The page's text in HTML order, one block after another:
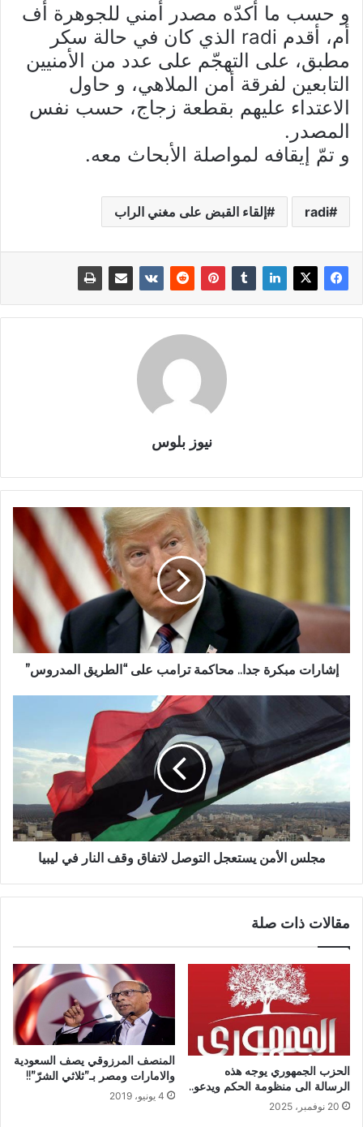
و حسب ما أكدّه مصدر أمني للجوهرة أف
أم، أقدم radi الذي كان في حالة سكر
مطبق، على التهجّم على عدد من الأمنيين
التابعين لفرقة أمن الملاهي، و حاول
الاعتداء عليهم بقطعة زجاج، حسب نفس
المصدر.
و تمّ إيقافه لمواصلة الأبحاث معه.
radi إلقاء القبض على مغني الراب
نيوز بلوس
إشارات مبكرة جدا.. محاكمة ترامب على “الطريق المدروس”
مجلس الأمن يستعجل التوصل لاتفاق وقف النار في ليبيا
مقالات ذات صلة
الحزب الجمهوري يوجه هذه
الرسالة الى منظومة الحكم ويدعو..
20 نوفمبر، 2025
المنصف المرزوقي يصف السعودية
والامارات ومصر بـ”ثلاثي الشرّ”!!
4 يونيو، 2019